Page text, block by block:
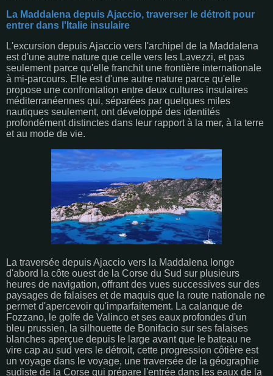
La Maddalena depuis Ajaccio, traverser le détroit pour
entrer dans l'Italie insulaire
L'excursion depuis Ajaccio vers l'archipel de la Maddalena
est d'une autre nature que celle vers les Lavezzi, et pas
seulement parce qu'elle franchit une frontière internationale
à mi-parcours. Elle est d'une autre nature parce qu'elle
propose une confrontation entre deux cultures insulaires
méditerranéennes qui, séparées par quelques miles
nautiques seulement, ont développé des identités
profondément distinctes dans leur rapport à la mer, à la terre
et au mode de vie.
La traversée depuis Ajaccio vers la Maddalena longe
d'abord la côte ouest de la Corse du Sud sur plusieurs
heures de navigation, offrant des vues successives sur des
paysages de falaises et de maquis que la route nationale ne
permet d'apercevoir qu'imparfaitement. La calanque de
Fozzano, le golfe de Valinco et ses eaux profondes d'un
bleu prussien, la silhouette de Bonifacio sur ses falaises
blanches aperçue depuis le large avant que le bateau ne
vire cap au sud vers le détroit, cette progression côtière est
un voyage dans le voyage, une traversée de la géographie
sudiste de la Corse qui prépare l'entrée dans les eaux de la